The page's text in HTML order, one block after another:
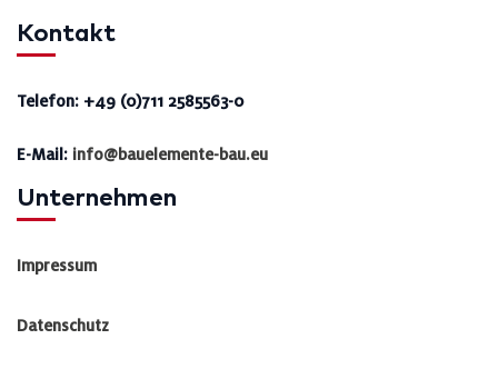
Kontakt
Telefon: +49 (0)711 2585563-0
E-Mail: info@bauelemente-bau.eu
Unternehmen
Impressum
Datenschutz